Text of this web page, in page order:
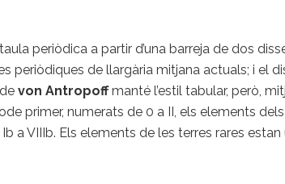
periòdica a partir d’una barreja de dos
periòdiques de llargària mitjana actuals; i el
devon Antropoffmanté l’estil tabular, però,
primer, numerats de 0 a II, els elements
a VIIIb. Els elements de les terres rares